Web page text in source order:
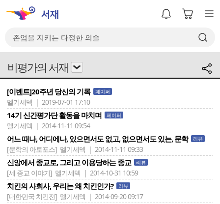
비평가의 서재
[이벤트]20주년 당신의 기록 페이퍼
멜기세덱 | 2019-07-01 17:10
14기 신간평가단 활동을 마치며 페이퍼
멜기세덱 | 2014-11-11 09:54
어느 때나, 어디에나, 있으면서도 없고, 없으면서도 있는, 문학 리뷰
[문학의 아토포스] 멜기세덱 | 2014-11-11 09:33
신앙에서 종교로, 그리고 이용당하는 종교 리뷰
[세 종교 이야기] 멜기세덱 | 2014-10-31 10:59
치킨의 사회사, 우리는 왜 치킨인가? 리뷰
[대한민국 치킨전] 멜기세덱 | 2014-09-20 09:17